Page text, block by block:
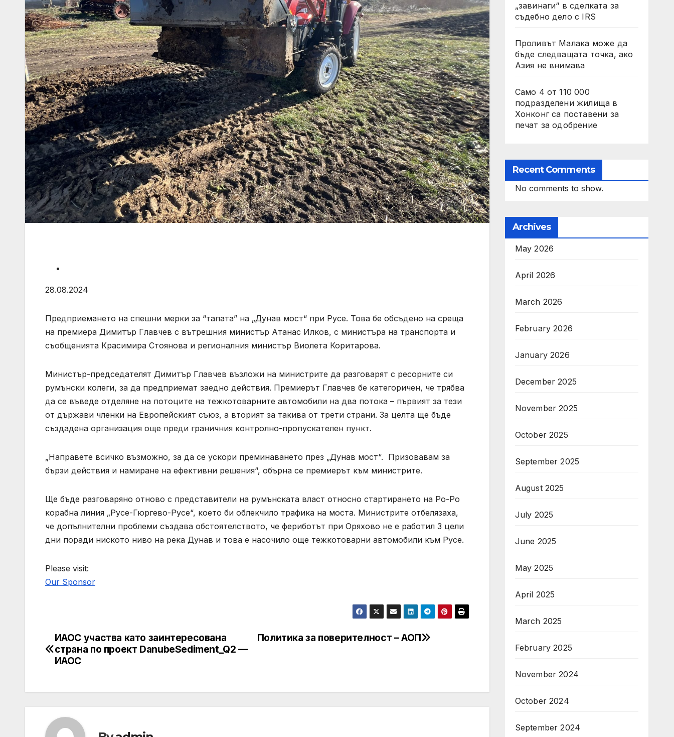
28.08.2024
Предприемането на спешни мерки за “тапата” на „Дунав мост“ при Русе. Това бе обсъдено на среща
на премиера Димитър Главчев с вътрешния министър Атанас Илков, с министъра на транспорта и
съобщенията Красимира Стоянова и регионалния министър Виолета Коритарова.
Министър-председателят Димитър Главчев възложи на министрите да разговарят с ресорните си
румънски колеги, за да предприемат заедно действия. Премиерът Главчев бе категоричен, че трябва
да се въведе отделяне на потоците на тежкотоварните автомобили на два потока – първият за тези
от държави членки на Европейският съюз, а вторият за такива от трети страни. За целта ще бъде
създадена организация още преди граничния контролно-пропускателен пункт.
„Направете всичко възможно, за да се ускори преминаването през „Дунав мост“. Призовавам за
бързи действия и намиране на ефективни решения“, обърна се премиерът към министрите.
Ще бъде разговаряно отново с представители на румънската власт относно стартирането на Ро-Ро
корабна линия „Русе-Гюргево-Русе“, което би облекчило трафика на моста. Министрите отбелязаха,
че допълнителни проблеми създава обстоятелството, че фериботът при Оряхово не е работил 3 цели
дни поради ниското ниво на река Дунав и това е насочило още тежкотоварни автомобили към Русе.
Please visit:
Our Sponsor
Post
navigation
Политика за поверителност – АОП
ИАОС участва като заинтересована
страна по проект DanubeSediment_Q2 —
ИАОС
„завинаги“ в сделката за
съдебно дело с IRS
Проливът Малака може да
бъде следващата точка, ако
Азия не внимава
Само 4 от 110 000
подразделени жилища в
Хонконг са поставени за
печат за одобрение
Recent Comments
No comments to show.
Archives
May 2026
April 2026
March 2026
February 2026
January 2026
December 2025
November 2025
October 2025
September 2025
August 2025
July 2025
June 2025
May 2025
April 2025
March 2025
February 2025
November 2024
October 2024
September 2024